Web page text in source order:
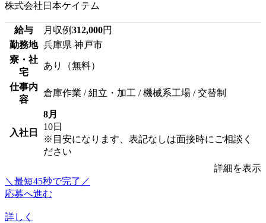
株式会社日本ケイテム
給与 月収例312,000円
勤務地 兵庫県 神戸市
寮・社
宅
あり（無料）
仕事内
容
倉庫作業 / 組立・加工 / 機械系工場 / 交替制
入社日
8月
10日
※目安になります、表記なしは面接時にご相談く
ださい
詳細を表示
＼最短45秒で完了／
応募へ進む
詳しく